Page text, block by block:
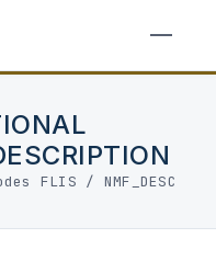
FLIS / NMF_DESC